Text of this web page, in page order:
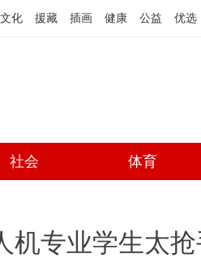
文化 援藏 插画 健康 公益 优选
社会 体育
机专业学生太